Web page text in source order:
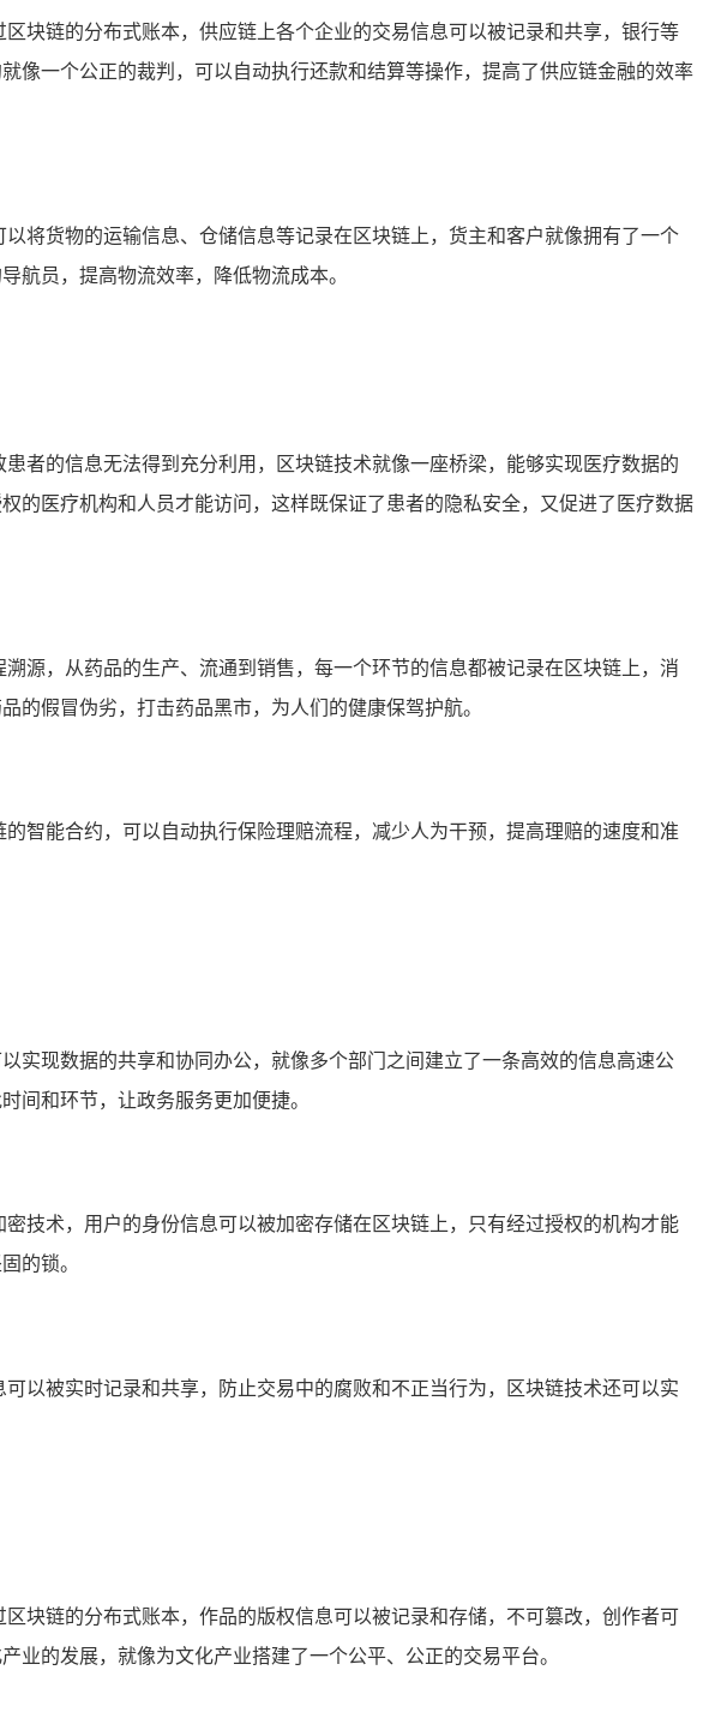
块链的分布式账本，供应链上各个企业的交易信息可以被记录和共享，银行等
像一个公正的裁判，可以自动执行还款和结算等操作，提高了供应链金融的效率
将货物的运输信息、仓储信息等记录在区块链上，货主和客户就像拥有了一个
航员，提高物流效率，降低物流成本。
者的信息无法得到充分利用，区块链技术就像一座桥梁，能够实现医疗数据的
的医疗机构和人员才能访问，这样既保证了患者的隐私安全，又促进了医疗数据
源，从药品的生产、流通到销售，每一个环节的信息都被记录在区块链上，消
的假冒伪劣，打击药品黑市，为人们的健康保驾护航。
智能合约，可以自动执行保险理赔流程，减少人为干预，提高理赔的速度和准
实现数据的共享和协同办公，就像多个部门之间建立了一条高效的信息高速公
间和环节，让政务服务更加便捷。
技术，用户的身份信息可以被加密存储在区块链上，只有经过授权的机构才能
的锁。
以被实时记录和共享，防止交易中的腐败和不正当行为，区块链技术还可以实
块链的分布式账本，作品的版权信息可以被记录和存储，不可篡改，创作者可
的发展，就像为文化产业搭建了一个公平、公正的交易平台。